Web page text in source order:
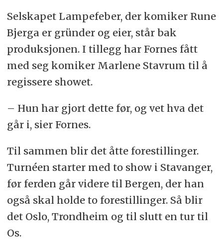
Selskapet Lampefeber, der komiker Rune
Bjerga er gründer og eier, står bak
produksjonen. I tillegg har Fornes fått
med seg komiker Marlene Stavrum til å
regissere showet.
– Hun har gjort dette før, og vet hva det
går i, sier Fornes.
Til sammen blir det åtte forestillinger.
Turnéen starter med to show i Stavanger,
før ferden går videre til Bergen, der han
også skal holde to forestillinger. Så blir
det Oslo, Trondheim og til slutt en tur til
Os.